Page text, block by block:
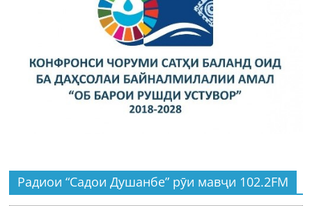
Радиои “Садои Душанбе” рӯи мавҷи 102.2FM